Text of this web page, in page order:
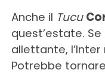
Anche il Tucu
quest’estate.
allettante,
Potrebbe